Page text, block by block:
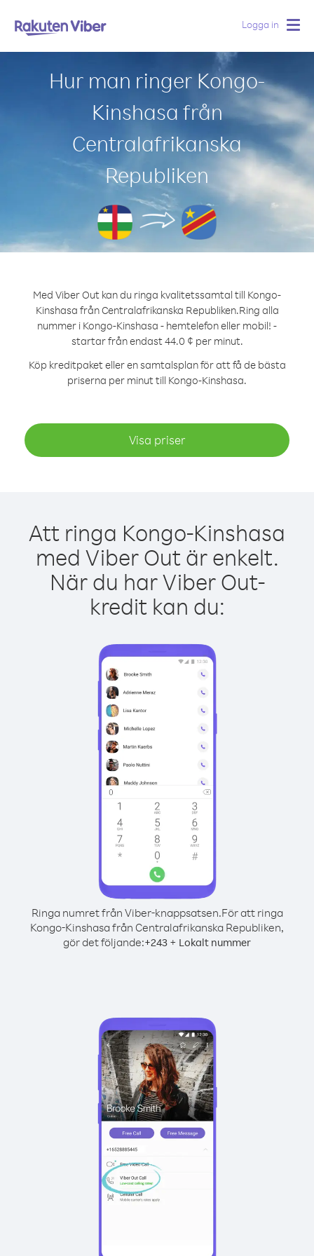
Logga in
Hur man ringer Kongo-
Kinshasa från
Centralafrikanska
Republiken
Med Viber Out kan du ringa kvalitetssamtal till Kongo-
Kinshasa från Centralafrikanska Republiken.Ring alla
nummer i Kongo-Kinshasa - hemtelefon eller mobil! -
startar från endast 44.0 ¢ per minut.
Köp kreditpaket eller en samtalsplan för att få de bästa
priserna per minut till Kongo-Kinshasa.
Visa priser
Att ringa Kongo-Kinshasa
med Viber Out är enkelt.
När du har Viber Out-
kredit kan du:
Ringa numret från Viber-knappsatsen.För att ringa
Kongo-Kinshasa från Centralafrikanska Republiken,
gör det följande:+243 + Lokalt nummer